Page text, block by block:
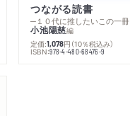
つながる読書
─１０代に推したいこの一冊
小池陽慈編
定価:1,078円 （10％税込み）
ISBN:978-4-480-68476-9